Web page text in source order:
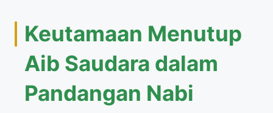
Keutamaan Menutup
Aib Saudara dalam
Pandangan Nabi